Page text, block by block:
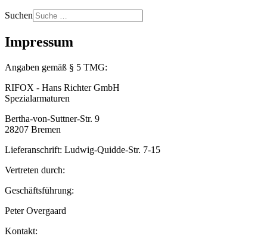
Suchen
Impressum
Angaben gemäß § 5 TMG:
RIFOX - Hans Richter GmbH
Spezialarmaturen
Bertha-von-Suttner-Str. 9
28207 Bremen
Lieferanschrift: Ludwig-Quidde-Str. 7-15
Vertreten durch:
Geschäftsführung:
Peter Overgaard
Kontakt: